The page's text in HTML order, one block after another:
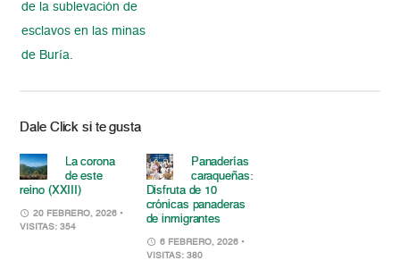
de la sublevación de
esclavos en las minas
de Buría.
Dale Click si te gusta
La corona
de este
reino (XXIII)
20 FEBRERO, 2026 •
VISITAS: 354
Panaderías
caraqueñas:
Disfruta de 10
crónicas panaderas
de inmigrantes
6 FEBRERO, 2026 •
VISITAS: 380